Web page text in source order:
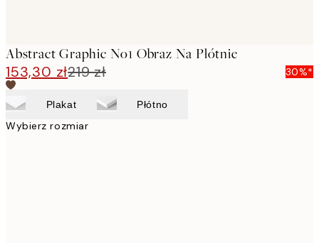
Abstract Graphic No1 Obraz Na Płótnie
153,30 zł219 zł 30%*
Plakat Płótno
Wybierz rozmiar